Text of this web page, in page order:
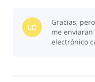
LC
Gracias,
me
electrónico